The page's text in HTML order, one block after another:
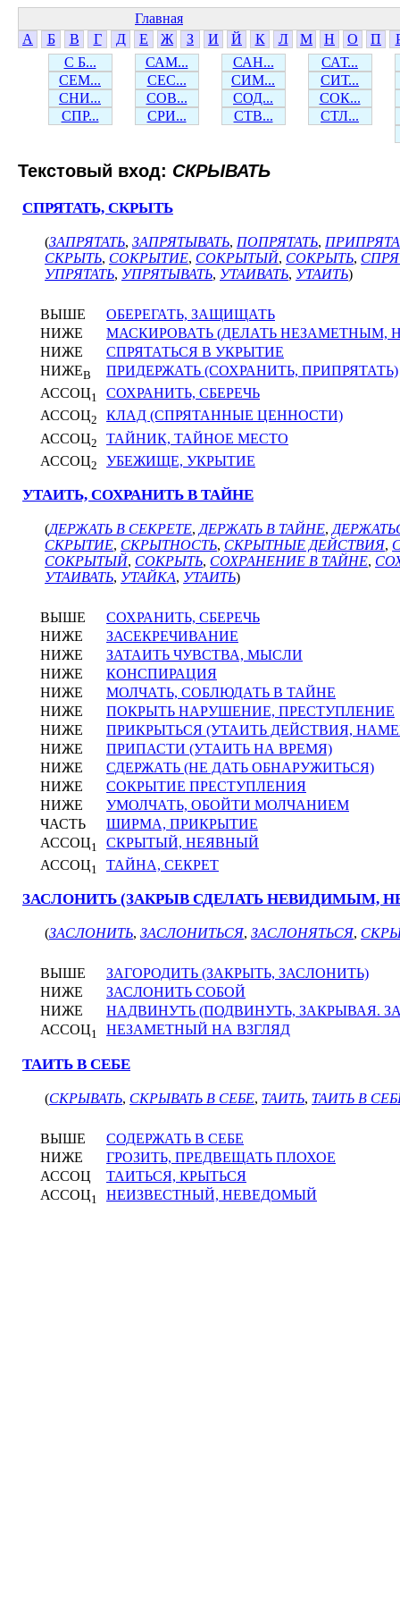
Главная
А
Б В Г Д Е Ж З И Й К Л М Н О П
С Б...
САМ... САН...
САТ...
СЕМ...
СЕС... СИМ...
СИТ...
СНИ...
СОВ... СОД...
СОК...
СПР...
СРИ... СТВ... СТЛ...
Текстовый вход: СКРЫВАТЬ
СПРЯТАТЬ, СКРЫТЬ
(ЗАПРЯТАТЬ, ЗАПРЯТЫВАТЬ, ПОПРЯТАТЬ,
СКРЫТЬ, СОКРЫТИЕ, СОКРЫТЫЙ, СОКРЫТЬ,
УПРЯТАТЬ, УПРЯТЫВАТЬ, УТАИВАТЬ, УТАИТЬ)
ВЫШЕ
ОБЕРЕГАТЬ, ЗАЩИЩАТЬ
НИЖЕ
МАСКИРОВАТЬ (ДЕЛАТЬ НЕЗАМЕТНЫМ,
НИЖЕ
СПРЯТАТЬСЯ В УКРЫТИЕ
НИЖЕВ
ПРИДЕРЖАТЬ (СОХРАНИТЬ, ПРИПРЯТАТЬ)
АССОЦ1
СОХРАНИТЬ, СБЕРЕЧЬ
АССОЦ2
КЛАД (СПРЯТАННЫЕ ЦЕННОСТИ)
АССОЦ2
ТАЙНИК, ТАЙНОЕ МЕСТО
АССОЦ2 УБЕЖИЩЕ, УКРЫТИЕ
УТАИТЬ, СОХРАНИТЬ В ТАЙНЕ
(ДЕРЖАТЬ В СЕКРЕТЕ, ДЕРЖАТЬ В ТАЙНЕ,
СКРЫТИЕ, СКРЫТНОСТЬ, СКРЫТНЫЕ ДЕЙСТВИЯ,
СОКРЫТЫЙ, СОКРЫТЬ, СОХРАНЕНИЕ В ТАЙНЕ,
УТАИВАТЬ, УТАЙКА, УТАИТЬ)
ВЫШЕ
СОХРАНИТЬ, СБЕРЕЧЬ
НИЖЕ
ЗАСЕКРЕЧИВАНИЕ
НИЖЕ
ЗАТАИТЬ ЧУВСТВА, МЫСЛИ
НИЖЕ
КОНСПИРАЦИЯ
НИЖЕ
МОЛЧАТЬ, СОБЛЮДАТЬ В ТАЙНЕ
НИЖЕ
ПОКРЫТЬ НАРУШЕНИЕ, ПРЕСТУПЛЕНИЕ
НИЖЕ
ПРИКРЫТЬСЯ (УТАИТЬ ДЕЙСТВИЯ,
НИЖЕ
ПРИПАСТИ (УТАИТЬ НА ВРЕМЯ)
НИЖЕ
СДЕРЖАТЬ (НЕ ДАТЬ ОБНАРУЖИТЬСЯ)
НИЖЕ
СОКРЫТИЕ ПРЕСТУПЛЕНИЯ
НИЖЕ
УМОЛЧАТЬ, ОБОЙТИ МОЛЧАНИЕМ
ЧАСТЬ
ШИРМА, ПРИКРЫТИЕ
АССОЦ1
СКРЫТЫЙ, НЕЯВНЫЙ
АССОЦ1 ТАЙНА, СЕКРЕТ
ЗАСЛОНИТЬ (ЗАКРЫВ СДЕЛАТЬ НЕВИДИМЫМ,
(ЗАСЛОНИТЬ, ЗАСЛОНИТЬСЯ, ЗАСЛОНЯТЬСЯ,
ВЫШЕ
ЗАГОРОДИТЬ (ЗАКРЫТЬ, ЗАСЛОНИТЬ)
НИЖЕ
ЗАСЛОНИТЬ СОБОЙ
НИЖЕ
НАДВИНУТЬ (ПОДВИНУТЬ, ЗАКРЫВАЯ.
АССОЦ1 НЕЗАМЕТНЫЙ НА ВЗГЛЯД
ТАИТЬ В СЕБЕ
(СКРЫВАТЬ, СКРЫВАТЬ В СЕБЕ, ТАИТЬ, ТАИТЬ В
ВЫШЕ
СОДЕРЖАТЬ В СЕБЕ
НИЖЕ
ГРОЗИТЬ, ПРЕДВЕЩАТЬ ПЛОХОЕ
АССОЦ
ТАИТЬСЯ, КРЫТЬСЯ
АССОЦ1 НЕИЗВЕСТНЫЙ, НЕВЕДОМЫЙ